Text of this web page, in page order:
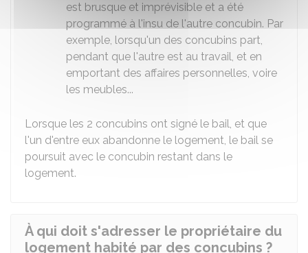
est brusque et imprévisible et a été
programmé à l'insu de l'autre concubin. Par
exemple, lorsqu'un des concubins part,
pendant que l'autre est au travail, et en
emportant des affaires personnelles, voire
les meubles...
Lorsque les 2 concubins ont signé le bail, et que
l'un d'entre eux abandonne le logement, le bail se
poursuit avec le concubin restant dans le
logement.
À qui doit s'adresser le propriétaire du
logement habité par des concubins ?